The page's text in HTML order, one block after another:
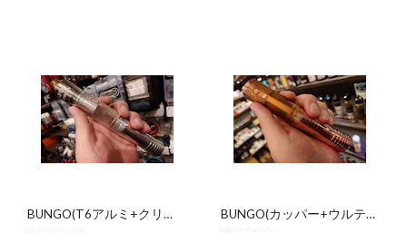
BUNGO(T6アルミ+クリ
BUNGO(カッパー+ウルテ